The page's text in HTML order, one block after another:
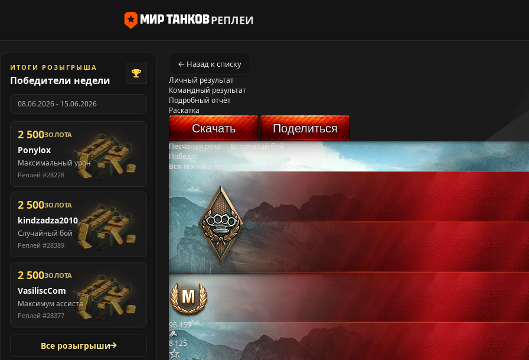
РЕПЛЕИ
ИТОГИ РОЗЫГРЫША
Победители недели
08.06.2026 - 15.06.2026
2 500ЗОЛОТА
Ponylox
Максимальный урон
Реплей #28228
2 500ЗОЛОТА
kindzadza2010
Случайный бой
Реплей #28389
2 500ЗОЛОТА
VasiliscCom
Максимум ассиста
Реплей #28377
Все розыгрыши
← Назад к списку
Личный результат
Командный результат
Подробный отчёт
Раскатка
Скачать Поделиться
Песчаная река-Встречный бой
Победа!
Вся техника противника уничтожена
96 459
8 125